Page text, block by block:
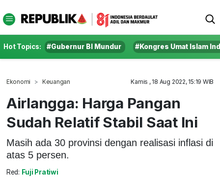
Hot Topics: #Gubernur BI Mundur #Kongres Umat Islam
Ekonomi Keuangan Kamis , 18 Aug 2022, 15:19 WIB
Airlangga: Harga Pangan
Sudah Relatif Stabil Saat Ini
Masih ada 30 provinsi dengan realisasi inflasi di
atas 5 persen.
Red: Fuji Pratiwi